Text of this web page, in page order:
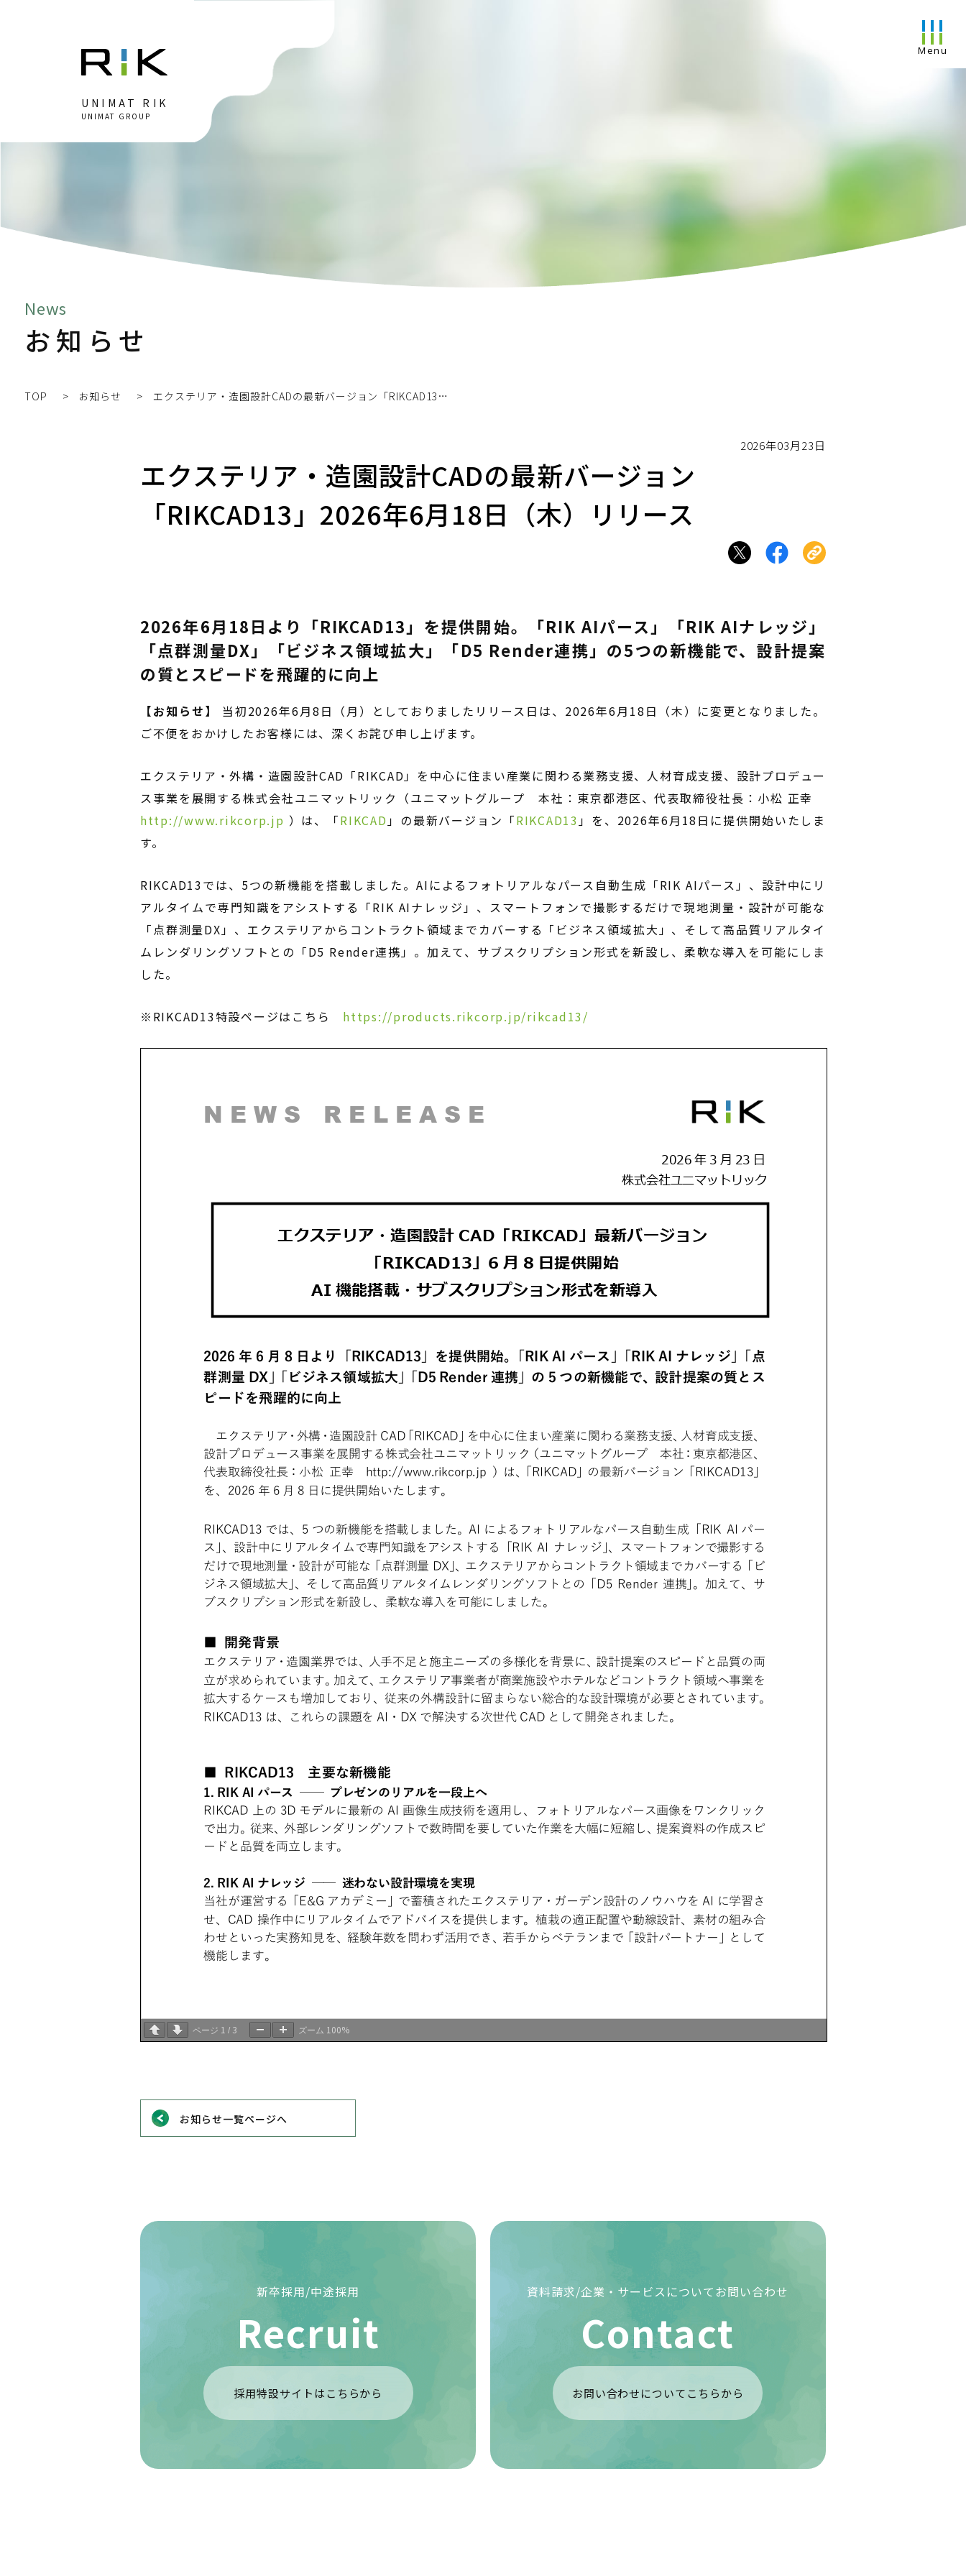
UNIMAT RIK
UNIMAT GROUP
News
お知らせ
TOP お知らせ エクステリア・造園設計CADの最新バージョン「RIKCAD13」2026年6月18日（木）リリース
2026年03月23日
エクステリア・造園設計CADの最新バージョン
「RIKCAD13」2026年6月18日（木）リリース
2026年6月18日より「RIKCAD13」を提供開始。「RIK AIパース」「RIK AIナレッジ」
「点群測量DX」「ビジネス領域拡大」「D5 Render連携」の5つの新機能で、設計提案
の質とスピードを飛躍的に向上
【お知らせ】
当初2026年6月8日（月）としておりましたリリース日は、2026年6月18日（木）に変更となりました。
ご不便をおかけしたお客様には、深くお詫び申し上げます。
エクステリア・外構・造園設計CAD「RIKCAD」を中心に住まい産業に関わる業務支援、人材育成支援、設計プロデュー
ス事業を展開する株式会社ユニマットリック（ユニマットグループ 本社：東京都港区、代表取締役社長：小松 正幸
http://www.rikcorp.jp ）は、「RIKCAD 」の最新バージョン「RIKCAD13 」を、2026年6月18日に提供開始いたしま
す。
RIKCAD13では、5つの新機能を搭載しました。AIによるフォトリアルなパース自動生成「RIK AIパース」、設計中にリ
アルタイムで専門知識をアシストする「RIK AIナレッジ」、スマートフォンで撮影するだけで現地測量・設計が可能な
「点群測量DX」、エクステリアからコントラクト領域までカバーする「ビジネス領域拡大」、そして高品質リアルタイ
ムレンダリングソフトとの「D5 Render連携」。加えて、サブスクリプション形式を新設し、柔軟な導入を可能にしま
した。
※RIKCAD13特設ページはこちら https://products.rikcorp.jp/rikcad13/
ページ 1 / 3 ズーム 100%
お知らせ一覧ページへ
新卒採用/中途採用
Recruit
採用特設サイトはこちらから
資料請求/企業・サービスについてお問い合わせ
Contact
お問い合わせについてこちらから